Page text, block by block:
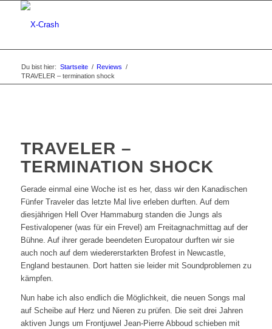
Du bist hier: Startseite / Reviews /
TRAVELER – termination shock
TRAVELER –
TERMINATION SHOCK
Gerade einmal eine Woche ist es her, dass wir den Kanadischen
Fünfer Traveler das letzte Mal live erleben durften. Auf dem
diesjährigen Hell Over Hammaburg standen die Jungs als
Festivalopener (was für ein Frevel) am Freitagnachmittag auf der
Bühne. Auf ihrer gerade beendeten Europatour durften wir sie
auch noch auf dem wiedererstarkten Brofest in Newcastle,
England bestaunen. Dort hatten sie leider mit Soundproblemen zu
kämpfen.
Nun habe ich also endlich die Möglichkeit, die neuen Songs mal
auf Scheibe auf Herz und Nieren zu prüfen. Die seit drei Jahren
aktiven Jungs um Frontjuwel Jean-Pierre Abboud schieben mit